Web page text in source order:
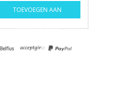
TOEVOEGEN AAN
WINKELWAGEN